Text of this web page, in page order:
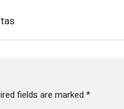
fields are marked *